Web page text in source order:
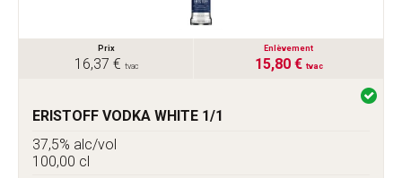
Prix
16,37 € tvac
Enlèvement
15,80 € tvac
ERISTOFF VODKA WHITE 1/1
37,5% alc/vol
100,00 cl